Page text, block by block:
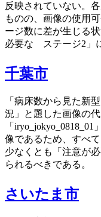
反映されていない。
ものの、画像の使用
ージ数に差が生じる
必要な ステージ2」
千葉市
「病床数から見た新
況」と題した画像の
「
像であるため、すべ
少なくとも「注意が
られるべきである。
さいたま市